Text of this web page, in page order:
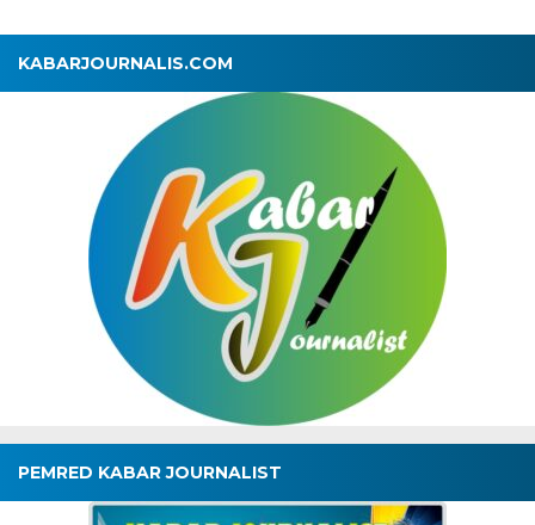
KABARJOURNALIS.COM
PEMRED KABAR JOURNALIST